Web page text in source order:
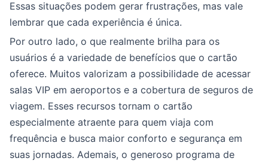
Essas situações podem gerar frustrações, mas vale
lembrar que cada experiência é única.
Por outro lado, o que realmente brilha para os
usuários é a variedade de benefícios que o cartão
oferece. Muitos valorizam a possibilidade de acessar
salas VIP em aeroportos e a cobertura de seguros de
viagem. Esses recursos tornam o cartão
especialmente atraente para quem viaja com
frequência e busca maior conforto e segurança em
suas jornadas. Ademais, o generoso programa de